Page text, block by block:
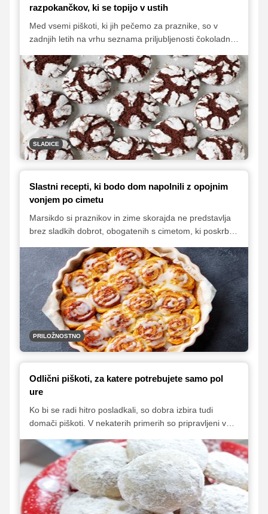
razpokančkov, ki se topijo v ustih
Med vsemi piškoti, ki jih pečemo za praznike, so v
zadnjih letih na vrhu seznama priljubljenosti čokoladni
tudi okusom. Pod krhko in čudovito razpokano površino
se namreč skriva sočna in okusna čokoladna sredica.
Predstavljamo vam nekaj nepogrešljivih nasvetov za
peko popolnih čokoladnih razpokančkov.
SLADICE
Slastni recepti, ki bodo dom napolnili z opojnim
vonjem po cimetu
Marsikdo si praznikov in zime skorajda ne predstavlja
brez sladkih dobrot, obogatenih s cimetom, ki poskrbi
biskvit, še zlasti priljubljen pa je kot nadev za sladke
kvašene dobrote, ki se odlično priležejo s skodelico
toplega napitka. Predstavljamo vam izbor naših
najljubših sladic, s katerimi boste v svoj dom v hipu
vnesli nekaj značilnega prazničnega vonja po
pregrešnih cimetovih dobrotah.
PRILOŽNOSTNO
Odlični piškoti, za katere potrebujete samo pol
ure
Ko bi se radi hitro posladkali, so dobra izbira tudi
domači piškoti. V nekaterih primerih so pripravljeni v
potrebujete zapletenih sestavin, ampak zadostujejo že
vsakdanja živila iz shrambe in hladilnika. Predstavljamo
vam izbor naših najljubših hitro pripravljenih piškotov, ki
jih bo zagotovo (pre)hitro zmanjkalo.